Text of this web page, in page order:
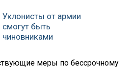
Уклонисты от армии
смогут быть
чиновниками
меры по бессрочному